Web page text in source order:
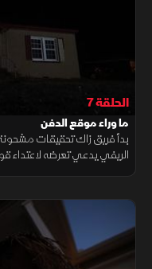
الحلقة 7
ما وراء موقع الدفن
بدأ فريق زاك تحقيقات
الريفي يدعي تعرضه لاعتداء